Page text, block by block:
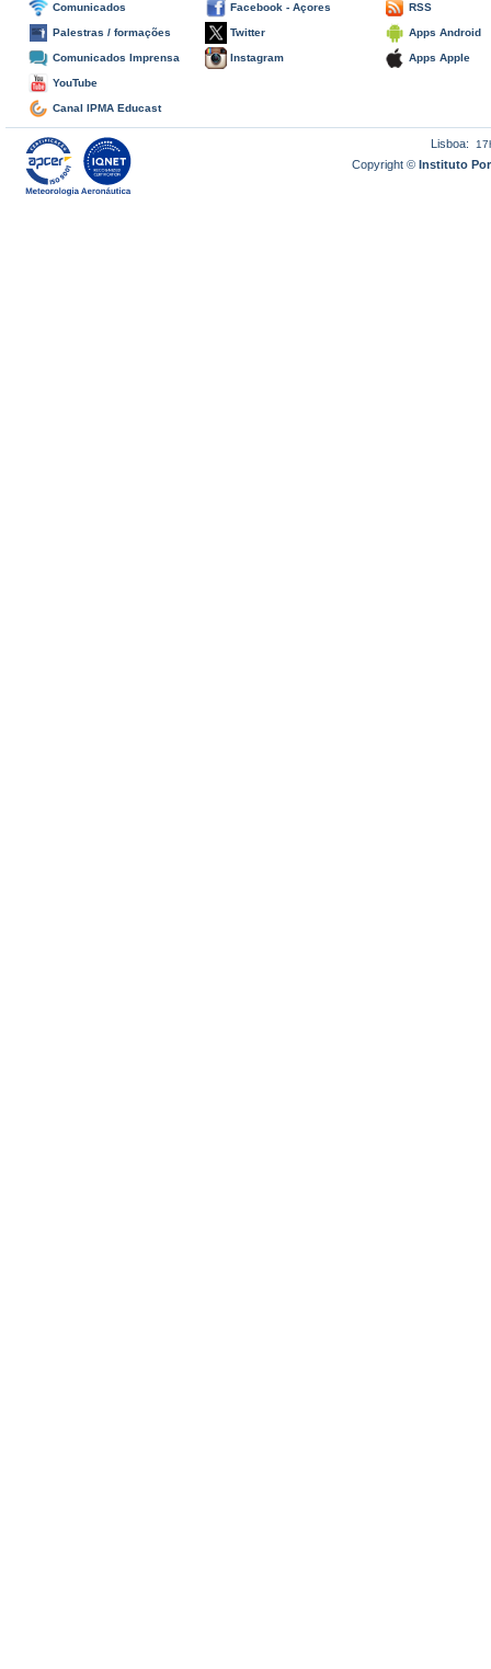
Comunicados
Palestras / formações
Comunicados Imprensa
YouTube
Canal IPMA Educast
Facebook - Açores
Twitter
Instagram
RSS
Apps Android
Apps Apple
Lisboa:
Copyright ©Instituto